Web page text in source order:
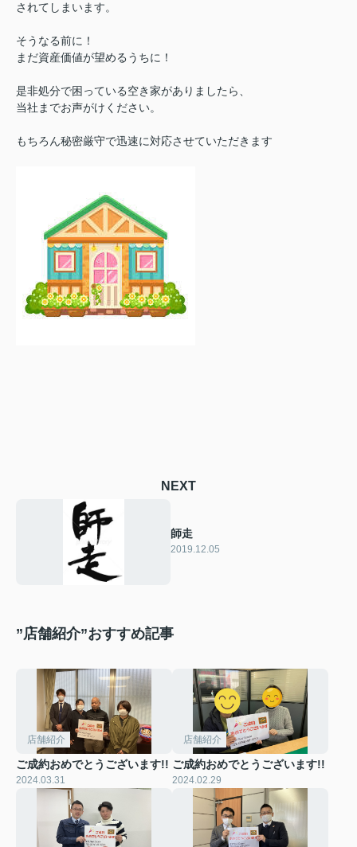
されてしまいます。
そうなる前に！
まだ資産価値が望めるうちに！
是非処分で困っている空き家がありましたら、
当社までお声がけください。
もちろん秘密厳守で迅速に対応させていただきます
NEXT
師走
2019.12.05
”店舗紹介”おすすめ記事
店舗紹介
ご成約おめでとうございます!!
2024.03.31
店舗紹介
ご成約おめでとうございます!!
2024.02.29